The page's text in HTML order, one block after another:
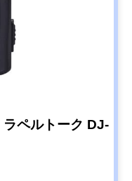
ペルトーク DJ-